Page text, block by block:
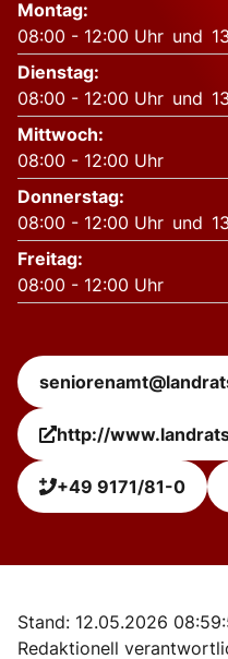
Montag:
08:00 - 12:00 Uhr und
Dienstag:
08:00 - 12:00 Uhr und
Mittwoch:
08:00 - 12:00 Uhr
Donnerstag:
08:00 - 12:00 Uhr und
Freitag:
08:00 - 12:00 Uhr
http://
+49 9171/81-0
−Stand: 12.05.2026
Redaktionell